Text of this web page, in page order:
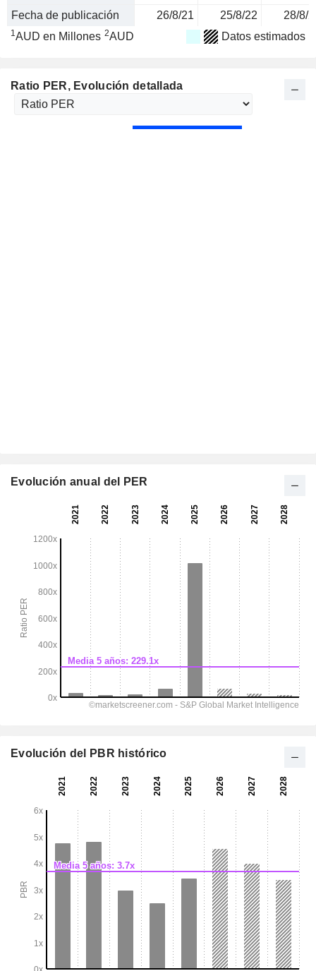
Fecha de publicación 26/8/21 25/8/22 28/8/
1AUD en Millones 2AUD Datos estimados
Ratio PER, Evolución detallada
Evolución anual del PER
Evolución del PBR histórico